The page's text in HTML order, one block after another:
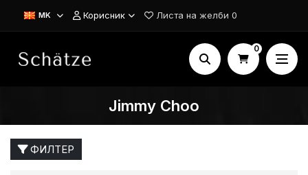
MK Корисник Листа на желби 0
0
Jimmy Choo
ФИЛТЕР